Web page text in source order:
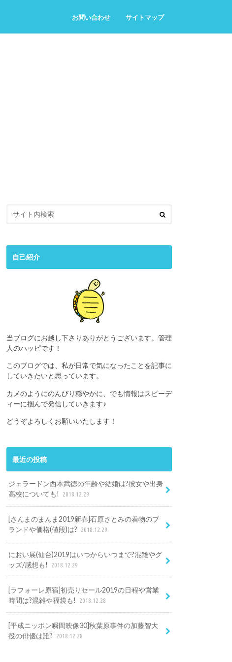
お問い合わせ サイトマップ
自己紹介
当ブログにお越し下さりありがとうございます。管理
人のハッピです！
このブログでは、私が日常で気になったことを記事に
していきたいと思っています。
カメのようにのんびり穏やかに、でも情報はスピーデ
ィーに掴んで発信していきます♪
どうぞよろしくお願いいたします！
最近の投稿
ジェラードン西本武徳の年齢や結婚は?彼女や出身
高校についても!
2018.12.29
[さんまのまんま2019新春]石原さとみの着物のブ
ランドや価格(値段)は?
2018.12.29
におい展(仙台)2019はいつからいつまで?混雑やグ
ッズ/感想も!
2018.12.29
[ラフォーレ原宿]初売りセール2019の日程や営業
時間は?混雑や福袋も!
2018.12.28
[平成ニッポン瞬間映像30]秋葉原事件の加藤智大
役の俳優は誰?
2018.12.28